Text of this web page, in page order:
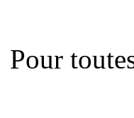
Pour